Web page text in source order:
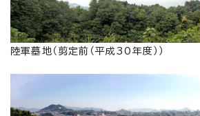
陸軍墓地（剪定前（平成30年度））